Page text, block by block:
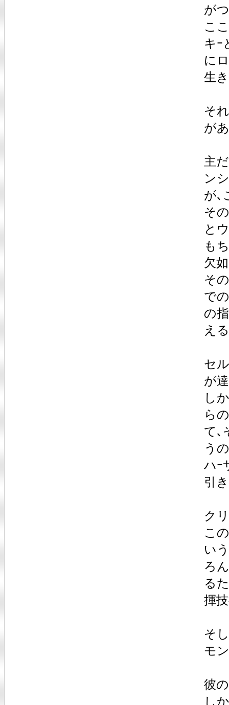
が
こ
キｰ
に
生
そ
が
主
ン
が､
そ
と
も
欠
そ
で
の
え
セ
が
し
ら
て､
う
ハｰ
引
ク
こ
い
ろ
る
揮
そ
モ
彼
し